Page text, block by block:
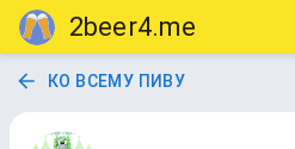
2beer4.me
КО ВСЕМУ ПИВУ